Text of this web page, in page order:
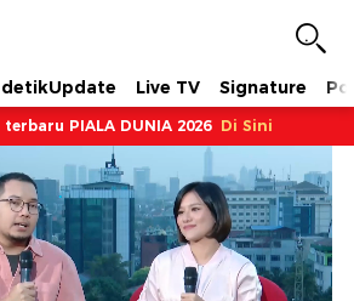
detikUpdate Live TV Signature
PIALA DUNIA 2026 Di Sini